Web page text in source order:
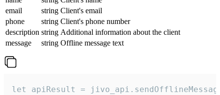
email
string Client's email
phone
string Client's phone number
description string Additional information about the client
message
string Offline message text
let apiResult =